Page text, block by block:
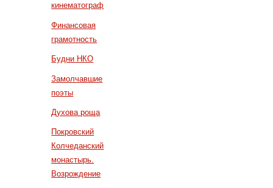
кинематограф
Финансовая
грамотность
Будни НКО
Замолчавшие
поэты
Духова роща
Покровский
Колчеданский
монастырь.
Возрождение